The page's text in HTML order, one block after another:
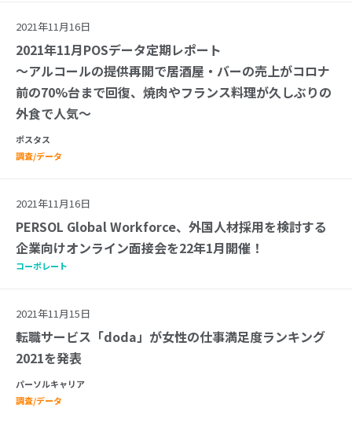
2021年11月16日
2021年11月POSデータ定期レポート
～アルコールの提供再開で居酒屋・バーの売上がコロナ
前の70%台まで回復、焼肉やフランス料理が久しぶりの
外食で人気～
ポスタス
調査/データ
2021年11月16日
PERSOL Global Workforce、外国人材採用を検討する
企業向けオンライン面接会を22年1月開催！
コーポレート
2021年11月15日
転職サービス「doda」が女性の仕事満足度ランキング
2021を発表
パーソルキャリア
調査/データ